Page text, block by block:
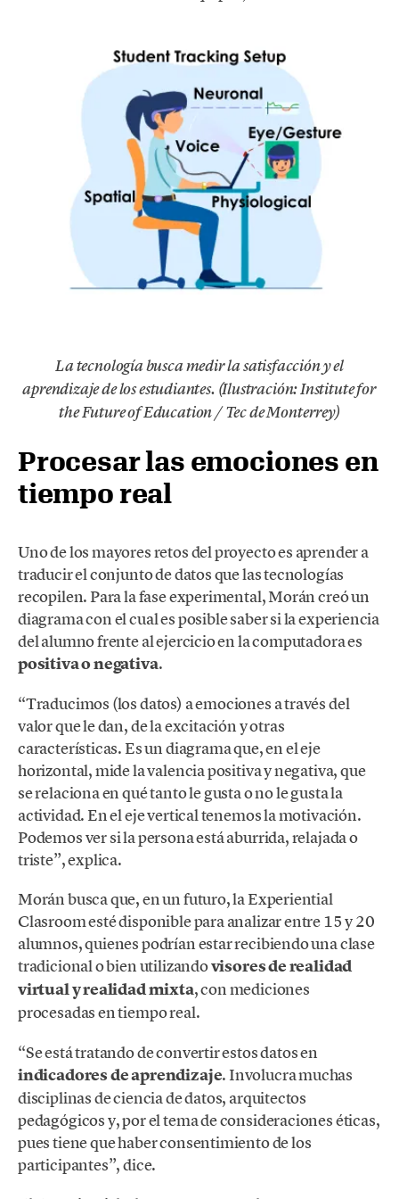
La tecnología busca medir la satisfacción y el
aprendizaje de los estudiantes. (Ilustración: Institute for
the Future of Education / Tec de Monterrey)
Procesar las emociones en
tiempo real
Uno de los mayores retos del proyecto es aprender a
traducir el conjunto de datos que las tecnologías
recopilen. Para la fase experimental, Morán creó un
diagrama con el cual es posible saber si la experiencia
del alumno frente al ejercicio en la computadora es
positiva o negativa.
“Traducimos (los datos) a emociones a través del
valor que le dan, de la excitación y otras
características. Es un diagrama que, en el eje
horizontal, mide la valencia positiva y negativa, que
se relaciona en qué tanto le gusta o no le gusta la
actividad. En el eje vertical tenemos la motivación.
Podemos ver si la persona está aburrida, relajada o
triste”, explica.
Morán busca que, en un futuro, la Experiential
Clasroom esté disponible para analizar entre 15 y 20
alumnos, quienes podrían estar recibiendo una clase
tradicional o bien utilizandovisores de realidad
virtual y realidad mixta, con mediciones
procesadas en tiempo real.
“Se está tratando de convertir estos datos en
indicadores de aprendizaje. Involucra muchas
disciplinas de ciencia de datos, arquitectos
pedagógicos y, por el tema de consideraciones éticas,
pues tiene que haber consentimiento de los
participantes”, dice.